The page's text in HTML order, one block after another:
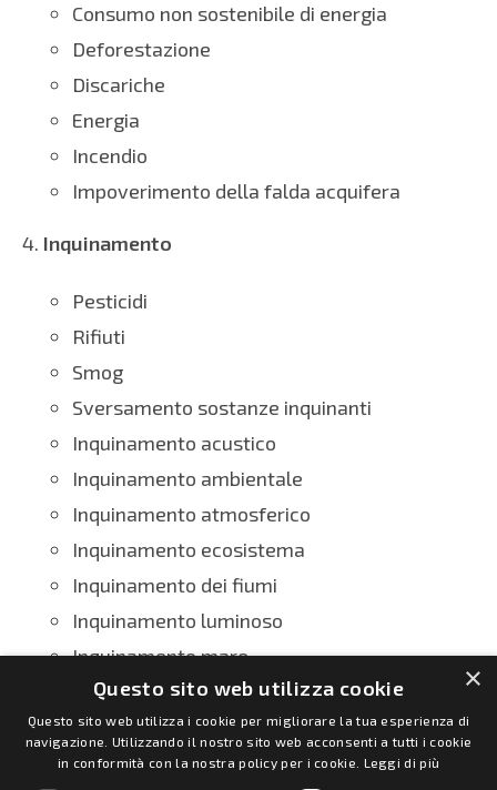
Consumo non sostenibile di energia
Deforestazione
Discariche
Energia
Incendio
Impoverimento della falda acquifera
4. Inquinamento
Pesticidi
Rifiuti
Smog
Sversamento sostanze inquinanti
Inquinamento acustico
Inquinamento ambientale
Inquinamento atmosferico
Inquinamento ecosistema
Inquinamento dei fiumi
Inquinamento luminoso
Inquinamento mare
Inquinamento termico delle acque
×
Questo sito web utilizza cookie
Questo sito web utilizza i cookie per migliorare la tua esperienza di
navigazione. Utilizzando il nostro sito web acconsenti a tutti i cookie
in conformità con la nostra policy per i cookie. Leggi di più